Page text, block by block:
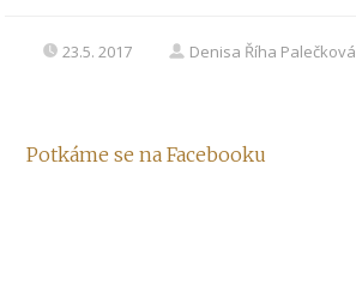
23.5. 2017 Denisa Říha Palečková
Potkáme se na Facebooku